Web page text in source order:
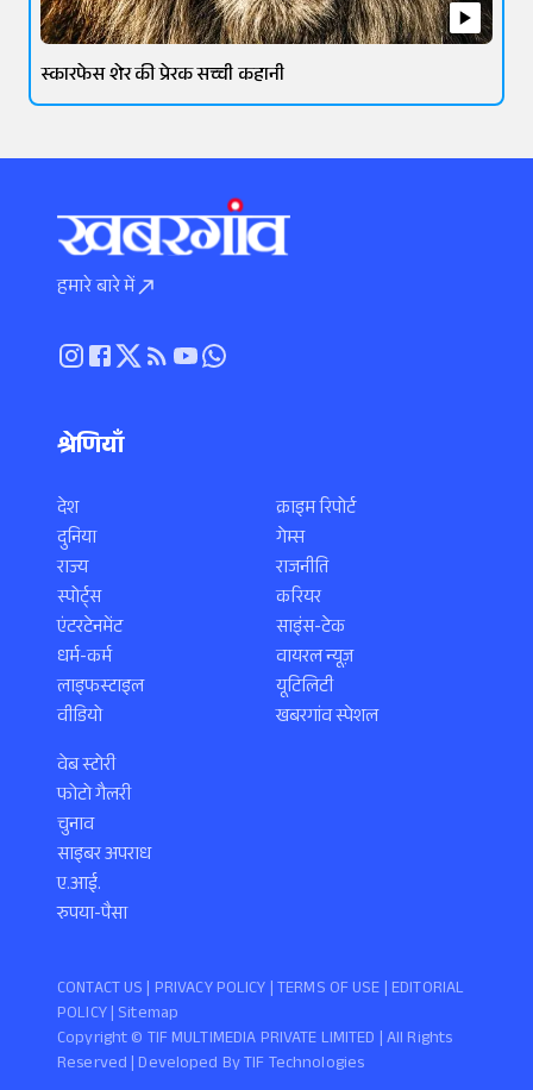
स्कारफेस शेर की प्रेरक सच्ची कहानी
हमारे बारे में
श्रेणियाँ
देश
दुनिया
राज्य
स्पोर्ट्स
एंटरटेनमेंट
धर्म-कर्म
लाइफस्टाइल
वीडियो
क्राइम रिपोर्ट
गेम्स
राजनीति
करियर
साइंस-टेक
वायरल न्यूज़
यूटिलिटी
खबरगांव स्पेशल
वेब स्टोरी
फोटो गैलरी
चुनाव
साइबर अपराध
ए.आई.
रुपया-पैसा
Copyright ©️ TIF MULTIMEDIA PRIVATE LIMITED | All Rights
Reserved | Developed ByTIF Technologies
CONTACT US | PRIVACY POLICY |TERMS OF USE | EDITORIAL
POLICY| Sitemap